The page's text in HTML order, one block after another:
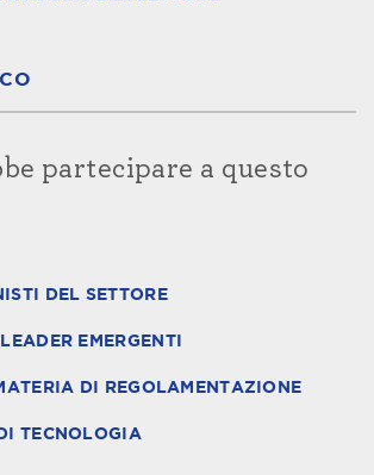
partecipare a questo
DEL SETTORE
EMERGENTI
DI REGOLAMENTAZIONE
TECNOLOGIA